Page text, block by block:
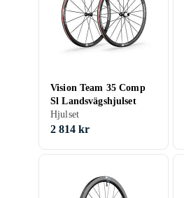
Vision Team 35 Comp
Sl Landsvägshjulset
Hjulset
2 814 kr